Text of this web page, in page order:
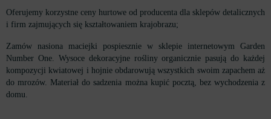
Oferujemy korzystne ceny hurtowe od producenta dla sklepów detalicznych
i firm zajmujących się kształtowaniem krajobrazu;
Zamów nasiona maciejki pospiesznie w sklepie internetowym Garden
Number One. Wysoce dekoracyjne rośliny organicznie pasują do każdej
kompozycji kwiatowej i hojnie obdarowują wszystkich swoim zapachem aż
do mrozów. Materiał do sadzenia można kupić pocztą, bez wychodzenia z
domu.